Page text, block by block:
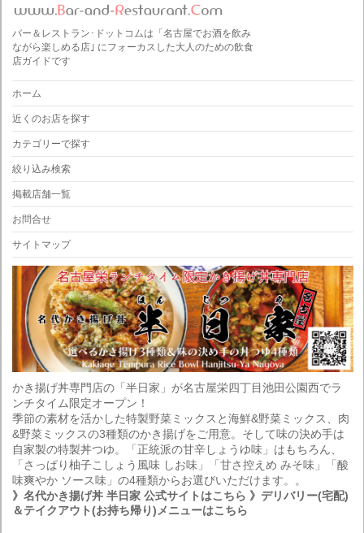
バー＆レストラン･ドットコムは「名古屋でお酒を飲み
ながら楽しめる店｣ にフォーカスした大人のための飲食
店ガイドです
ホーム
近くのお店を探す
カテゴリーで探す
絞り込み検索
掲載店舗一覧
お問合せ
サイトマップ
かき揚げ丼専門店の「半日家」が名古屋栄四丁目池田公園西でラ
ンチタイム限定オープン！
季節の素材を活かした特製野菜ミックスと海鮮&野菜ミックス、肉
&野菜ミックスの3種類のかき揚げをご用意。そして味の決め手は
自家製の特製丼つゆ。「正統派の甘辛しょうゆ味」はもちろん、
「さっぱり柚子こしょう風味 しお味」「甘さ控えめ みそ味」「酸
味爽やか ソース味」の4種類からお選びいただけます。。
》名代かき揚げ丼 半日家 公式サイトはこちら 》デリバリー(宅配)
＆テイクアウト(お持ち帰り)メニューはこちら